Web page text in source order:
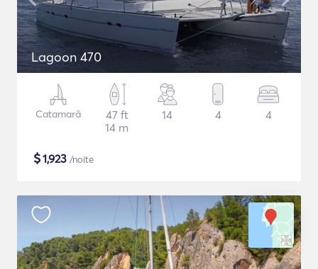
Lagoon 470
Catamarã
47 ft
14 m
14 4 4
$1,923 /noite